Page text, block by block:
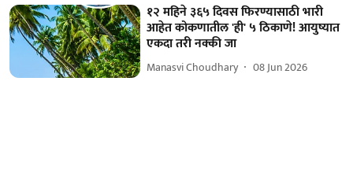
१२ महिने ३६५ दिवस फिरण्यासाठी भारी
आहेत कोकणातील 'ही' ५ ठिकाणे! आयुष्यात
एकदा तरी नक्की जा
Manasvi Choudhary 08 Jun 2026